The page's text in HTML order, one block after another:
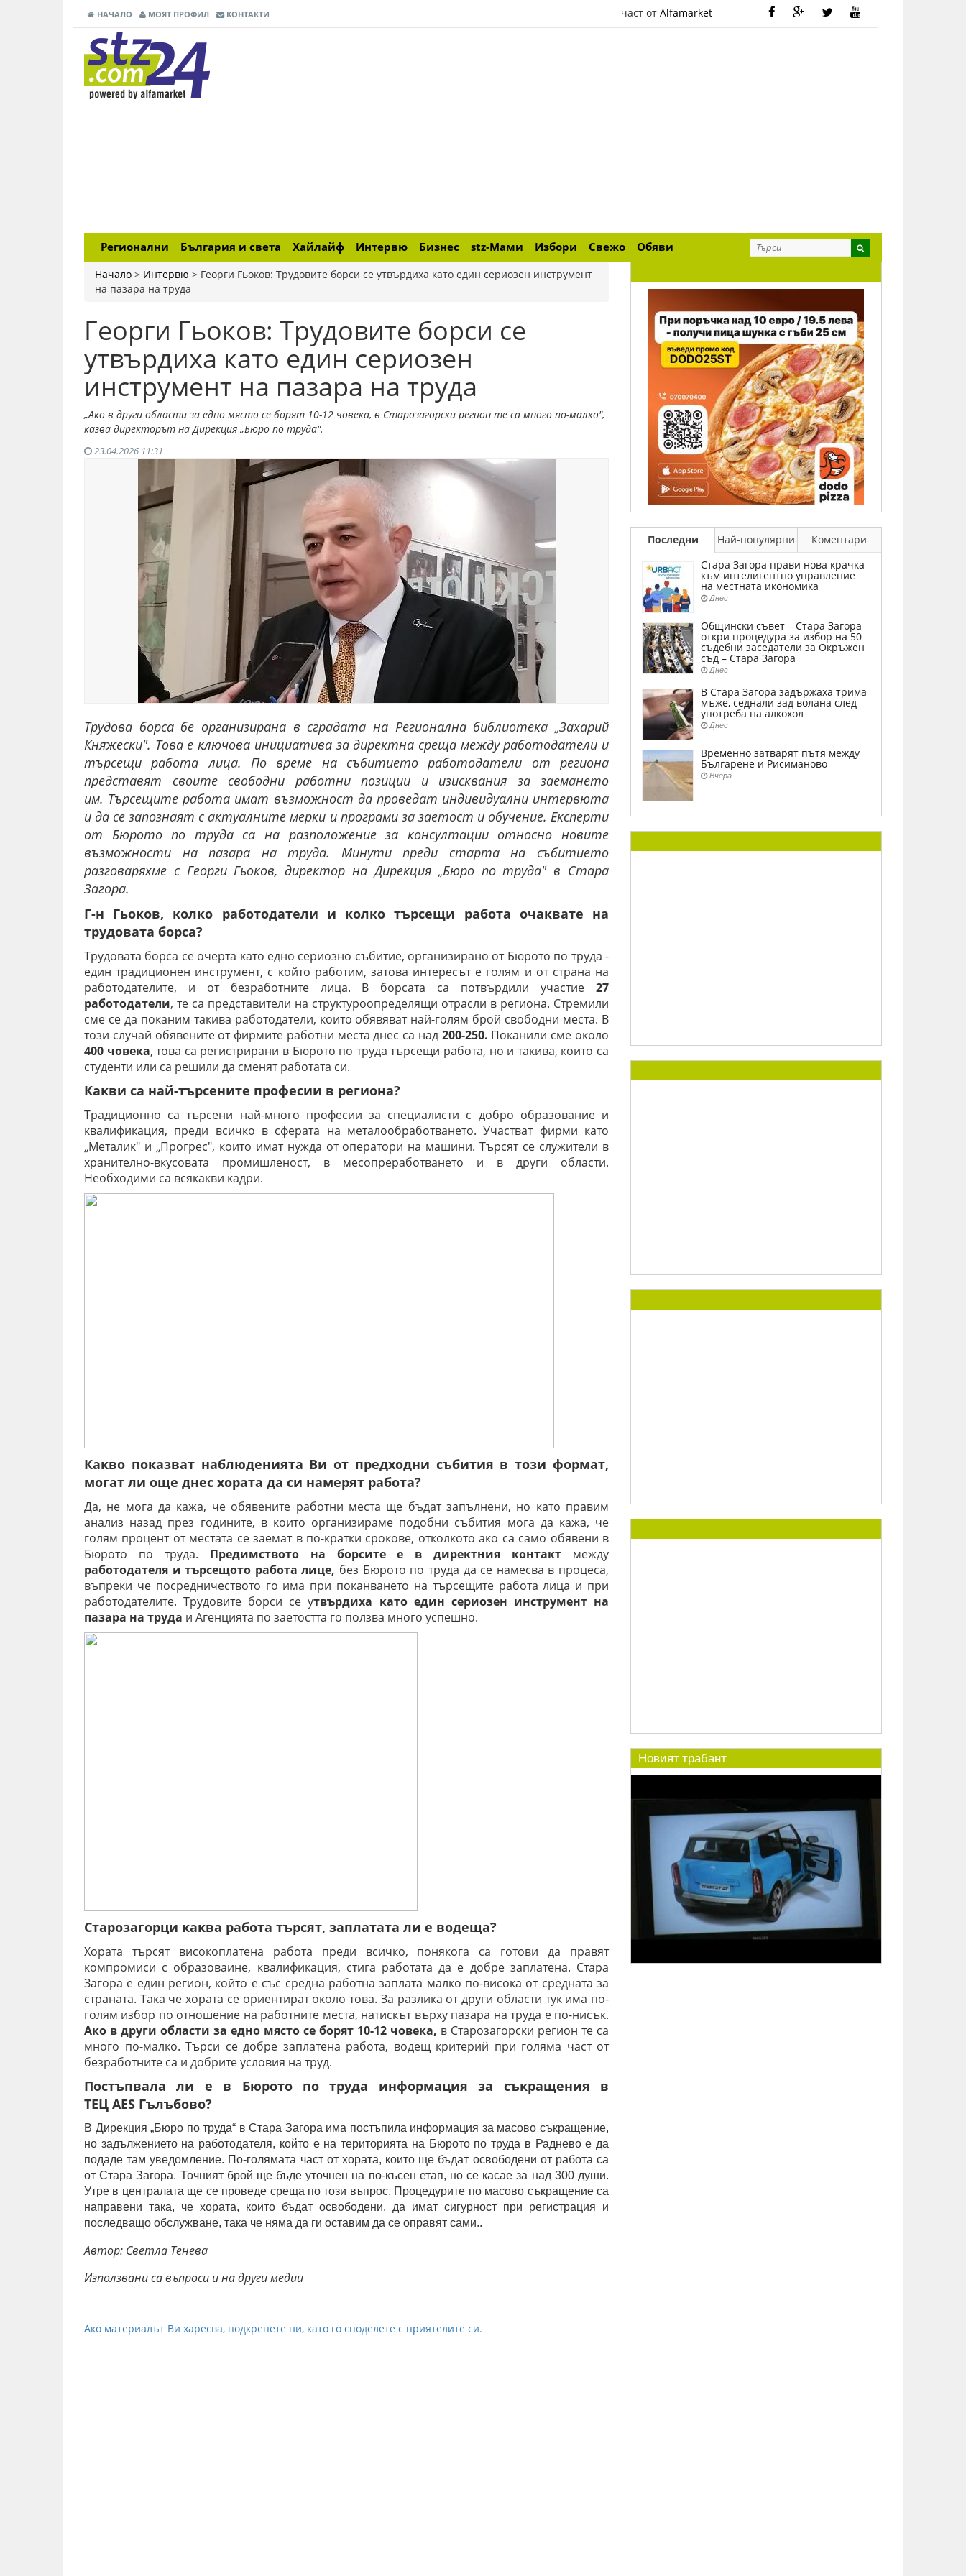
НАЧАЛО МОЯТ ПРОФИЛ КОНТАКТИ част от Alfamarket
Регионални България и света Хайлайф Интервю Бизнес stz-Мами Избори Свежо Обяви
Начало > Интервю > Георги Гьоков: Трудовите борси се утвърдиха като един сериозен инструмент
на пазара на труда
Георги Гьоков: Трудовите борси се
утвърдиха като един сериозен
инструмент на пазара на труда
„Ако в други области за едно място се борят 10-12 човека, в Старозагорски регион те са много по-малко",
казва директорът на Дирекция „Бюро по труда".
23.04.2026 11:31
Трудова борса бе организирана в сградата на Регионална библиотека „Захарий
Княжески". Товае ключова инициатива за директна среща между работодатели и
търсещи работа лица. По време на събитието работодатели от региона
представят своите свободни работни позиции и изисквания за заемането
им. Търсещите работа имат възможност да проведат индивидуални интервюта
и да се запознаят с актуалните мерки и програми за заетост и обучение. Експерти
от Бюрото по труда са на разположение за консултации относно новите
възможности на пазара на труда. Минути преди старта на събитието
разговаряхме с Георги Гьоков, директор на Дирекция „Бюро по труда" в Стара
Загора.
Г-н Гьоков, колко работодатели и колко търсещи работа очаквате на
трудовата борса?
Трудовата борса се очерта като едно сериозно събитие, организирано от Бюрото по труда -
един традиционен инструмент, с който работим, затова интересът е голям и от страна на
работодателите, и от безработните лица. В борсата са потвърдили участие 27
работодатели, те са представители на структуроопределящи отрасли в региона. Стремили
сме се да поканим такива работодатели, които обявяват най-голям брой свободни места. В
този случай обявените от фирмите работни места днес са над 200-250. Поканили сме около
400 човека, това са регистрирани в Бюрото по труда търсещи работа, но и такива, които са
студенти или са решили да сменят работата си.
Какви са най-търсените професии в региона?
Традиционно са търсени най-много професии за специалисти с добро образование и
квалификация, преди всичко в сферата на металообработването. Участват фирми като
„Металик" и „Прогрес", които имат нужда от оператори на машини. Търсят се служители в
хранително-вкусовата промишленост, в месопреработването и в други области.
Необходими са всякакви кадри.
Какво показват наблюденията Ви от предходни събития в този формат,
могат ли още днес хората да си намерят работа?
Да, не мога да кажа, че обявените работни места ще бъдат запълнени, но като правим
анализ назад през годините, в които организираме подобни събития мога да кажа, че
голям процент от местата се заемат в по-кратки срокове, отколкото ако са само обявени в
Бюрото по труда. Предимството на борсите е в директния контакт между
работодателя и търсещото работа лице, без Бюрото по труда да се намесва в процеса,
въпреки че посредничеството го има при поканването на търсещите работа лица и при
работодателите. Трудовите борси се утвърдиха като един сериозен инструмент на
пазара на труда и Агенцията по заетостта го ползва много успешно.
Старозагорци каква работа търсят, заплатата ли е водеща?
Хората търсят високоплатена работа преди всичко, понякога са готови да правят
компромиси с образоваине, квалификация, стига работата да е добре заплатена. Стара
Загора е един регион, който е със средна работна заплата малко по-висока от средната за
страната. Така че хората се ориентират около това. За разлика от други области тук има по-
голям избор по отношение на работните места, натискът върху пазара на труда е по-нисък.
Ако в други области за едно място се борят 10-12 човека, в Старозагорски регион те са
много по-малко. Търси се добре заплатена работа, водещ критерий при голяма част от
безработните са и добрите условия на труд.
Постъпвала ли е в Бюрото по труда информация за съкращения в
ТЕЦ AES Гълъбово?
В Дирекция „Бюро по труда“ в Стара Загора има постъпила информация за масово съкращение,
но задължението на работодателя, който е на територията на Бюрото по труда в Раднево е да
подаде там уведомление. По-голямата част от хората, които ще бъдат освободени от работа са
от Стара Загора. Точният брой ще бъде уточнен на по-късен етап, но се касае за над 300 души.
Утре в централата ще се проведе среща по този въпрос. Процедурите по масово съкращение са
направени така, че хората, които бъдат освободени, да имат сигурност при регистрация и
последващо обслужване, така че няма да ги оставим да се оправят сами..
Автор: Светла Тенева
Използвани са въпроси и на други медии
Ако материалът Ви харесва, подкрепете ни, като го споделете с приятелите си.
Последни Най-популярни
Коментари
Стара Загора прави нова крачка
към интелигентно управление
на местната икономика
Днес
Общински съвет – Стара Загора
откри процедура за избор на 50
съдебни заседатели за Окръжен
съд – Стара Загора
Днес
В Стара Загора задържаха трима
мъже, седнали зад волана след
употреба на алкохол
Днес
Временно затварят пътя между
Българене и Рисиманово
Вчера
Новият трабант